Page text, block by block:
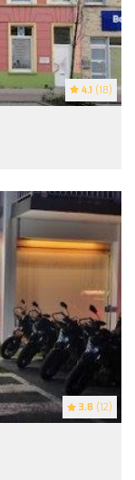
4.1 (18)
3.8 (12)